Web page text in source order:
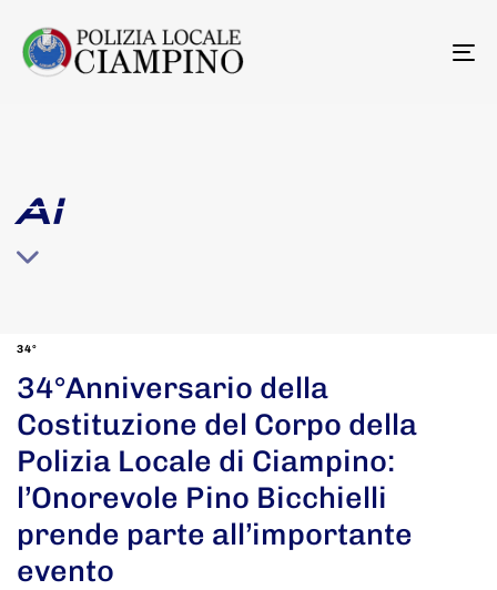
AI
34°
34°Anniversario della
Costituzione del Corpo della
Polizia Locale di Ciampino:
l’Onorevole Pino Bicchielli
prende parte all’importante
evento